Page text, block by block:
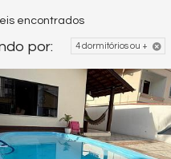
encontrados
por: 4 dormitórios ou +